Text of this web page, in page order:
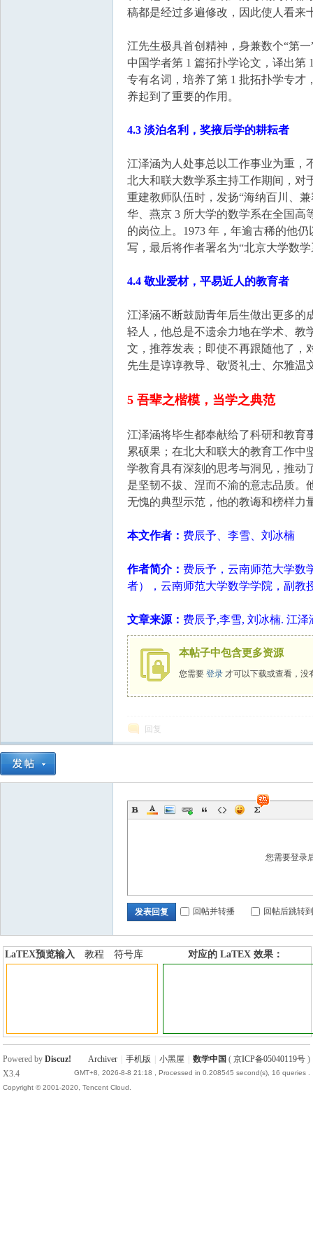
稿都是经过多遍修改，因此使人看来
江先生极具首创精神，身兼数个“第
中国学者第 1 篇拓扑学论文，译出第
专有名词，培养了第 1 批拓扑学专
养起到了重要的作用。
4.3 淡泊名利，奖掖后学的耕耘者
江泽涵为人处事总以工作事业为重，
北大和联大数学系主持工作期间，对
重建教师队伍时，发扬“海纳百川、
华、燕京 3 所大学的数学系在全国
的岗位上。1973 年，年逾古稀的他
写，最后将作者署名为“北京大学数
4.4 敬业爱材，平易近人的教育者
江泽涵不断鼓励青年后生做出更多的
轻人，他总是不遗余力地在学术、教
文，推荐发表；即使不再跟随他了，
先生是谆谆教导、敬贤礼士、尔雅温
5 吾辈之楷模，当学之典范
江泽涵将毕生都奉献给了科研和教育
累硕果；在北大和联大的教育工作
学教育具有深刻的思考与洞见，推动
是坚韧不拔、涅而不渝的意志品质。
无愧的典型示范，他的教诲和榜样力
本文作者： 费辰予、李雪、刘冰楠
作者简介： 费辰予，云南师范大学数
者），云南师范大学数学学院，副教
文章来源： 费辰予,李雪, 刘冰楠. 江泽
本帖子中包含更多资源
您需要 登录 才可以下载或查看，没
回复
您需要登录
发表回复 回帖并转播 回帖后跳转
LaTEX预览输入 教程
符号库
对应的 LaTEX 效果：
Archiver 手机版 小黑屋 数学中国 ( 京ICP备05040119号)
GMT+8, 2026-8-8 21:18 , Processed in 0.208545 second(s), 16 queries .
Powered byDiscuz!
X3.4
Copyright © 2001-2020, Tencent Cloud.